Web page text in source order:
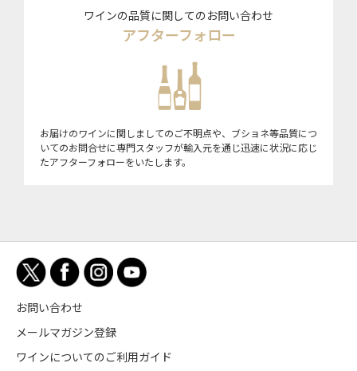
ワインの品質に関してのお問い合わせ
アフターフォロー
お届けのワインに関しましてのご不明点や、ブショネ等品質につ
いてのお問合せに専門スタッフが輸入元を通じ迅速に状況に応じ
たアフターフォローをいたします。
お問い合わせ
メールマガジン登録
ワインについてのご利用ガイド